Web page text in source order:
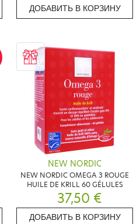
ДОБАВИТЬ В КОРЗИНУ
NEW NORDIC
NEW NORDIC OMEGA 3 ROUGE
HUILE DE KRILL 60 GÉLULES
37,50 €
ДОБАВИТЬ В КОРЗИНУ